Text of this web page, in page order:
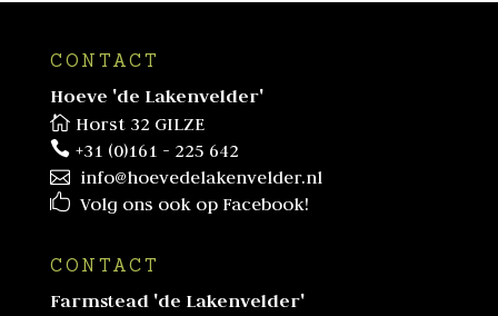
CONTACT
Hoeve 'de Lakenvelder'
Horst 32 GILZE
+31 (0)161 - 225 642
info@hoevedelakenvelder.nl
Volg ons ook op Facebook!
CONTACT
Farmstead 'de Lakenvelder'